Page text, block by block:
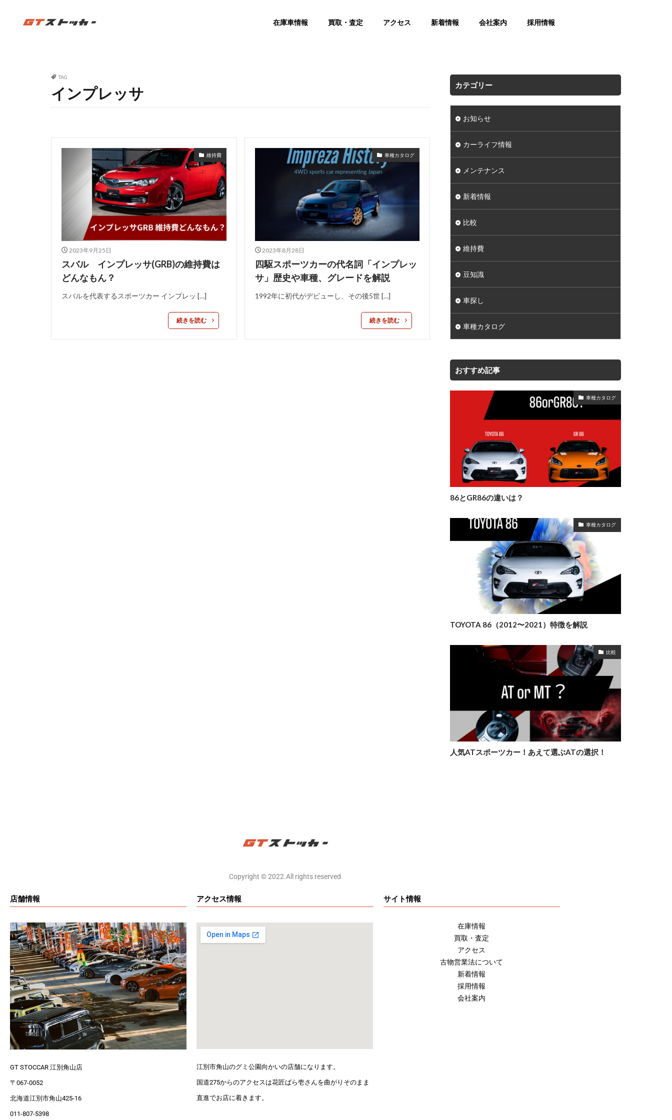
在庫車情報 買取・査定 アクセス 新着情報 会社案内 採用情報
TAG
インプレッサ
維持費
2023年9月25日
スバル インプレッサ(GRB)の維持費は
どんなもん？
スバルを代表するスポーツカー インプレッ […]
続きを読む
車種カタログ
2023年8月28日
四駆スポーツカーの代名詞「インプレッ
サ」歴史や車種、グレードを解説
1992年に初代がデビューし、その後5世 […]
続きを読む
カテゴリー
お知らせ
カーライフ情報
メンテナンス
新着情報
比較
維持費
豆知識
車探し
車種カタログ
おすすめ記事
車種カタログ
86とGR86の違いは？
車種カタログ
TOYOTA 86（2012〜2021）特徴を解説
比較
人気ATスポーツカー！あえて選ぶATの選択！
Copyright ©️ 2022.All rights reserved
店舗情報
GT STOCCAR 江別角山店
〒067-0052
北海道江別市角山425-16
011-807-5398
アクセス情報
江別市角山のグミ公園向かいの店舗になります。
国道275からのアクセスは花匠ばら壱さんを曲がりそのまま
直進でお店に着きます。
サイト情報
在庫情報
買取・査定
アクセス
古物営業法について
新着情報
採用情報
会社案内